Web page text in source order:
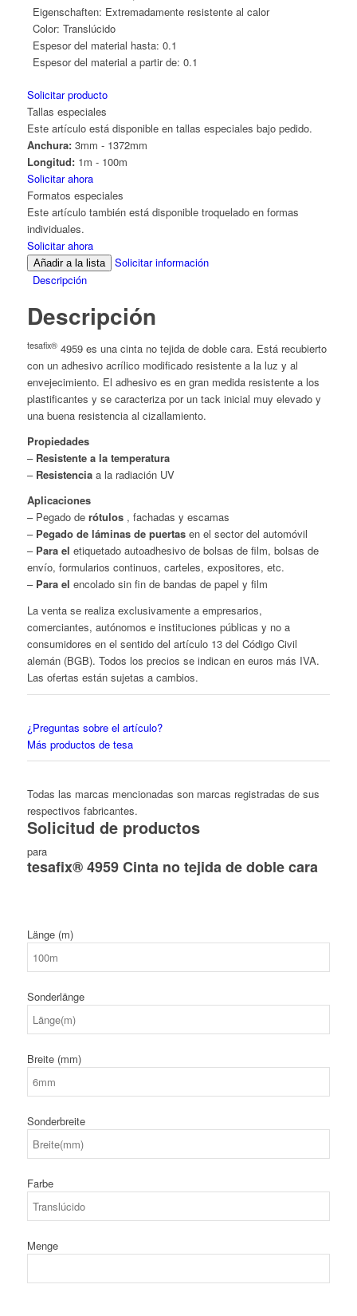
Eigenschaften: Extremadamente resistente al calor
Color: Translúcido
Espesor del material hasta: 0.1
Espesor del material a partir de: 0.1
Solicitar producto
Tallas especiales
Este artículo está disponible en tallas especiales bajo pedido.
Anchura:3mm - 1372mm
Longitud:1m - 100m
Solicitar ahora
Formatos especiales
Este artículo también está disponible troquelado en formas
individuales.
Solicitar ahora
Añadir a la lista
Solicitar información
Descripción
Descripción
tesafix®4959 es una cinta no tejida de doble cara. Está recubierto
con un adhesivo acrílico modificado resistente a la luz y al
envejecimiento. El adhesivo es en gran medida resistente a los
plastificantes y se caracteriza por un tack inicial muy elevado y
una buena resistencia al cizallamiento.
Propiedades
– Resistente a la temperatura
– Resistencia a la radiación UV
Aplicaciones
– Pegado de rótulos , fachadas y escamas
– Pegado de láminas de puertas en el sector del automóvil
– Para el etiquetado autoadhesivo de bolsas de film, bolsas de
envío, formularios continuos, carteles, expositores, etc.
– Para el encolado sin fin de bandas de papel y film
La venta se realiza exclusivamente a empresarios,
comerciantes, autónomos e instituciones públicas y no a
consumidores en el sentido del artículo 13 del Código Civil
alemán (BGB). Todos los precios se indican en euros más IVA.
Las ofertas están sujetas a cambios.
¿Preguntas sobre el artículo?
Más productos de tesa
Todas las marcas mencionadas son marcas registradas de sus
respectivos fabricantes.
Solicitud de productos
para
tesafix® 4959 Cinta no tejida de doble cara
Länge (m)
Sonderlänge
Breite (mm)
Sonderbreite
Farbe
Menge